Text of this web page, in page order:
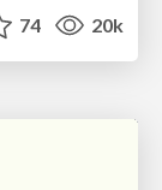
74 20k